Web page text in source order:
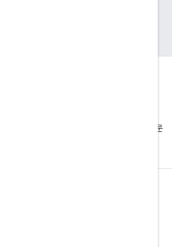
google-maps 태그를 붙여 질문